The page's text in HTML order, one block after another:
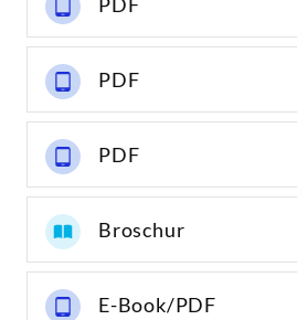
PDF
PDF
Broschur
E-Book/PDF